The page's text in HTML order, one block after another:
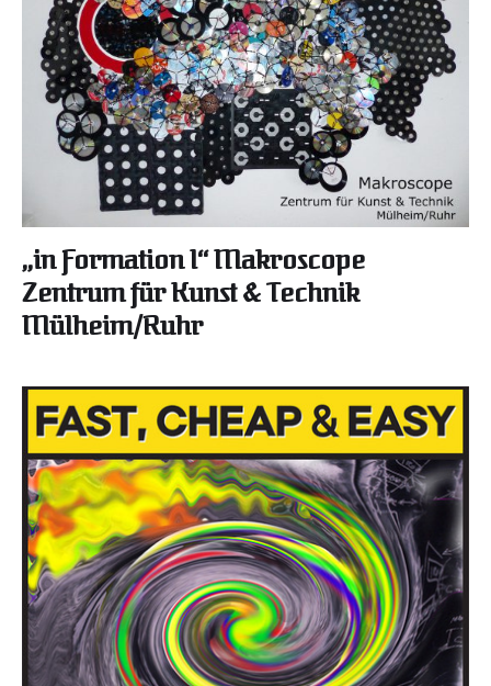
„in Formation I“ Makroscope
Zentrum für Kunst & Technik
Mülheim/Ruhr